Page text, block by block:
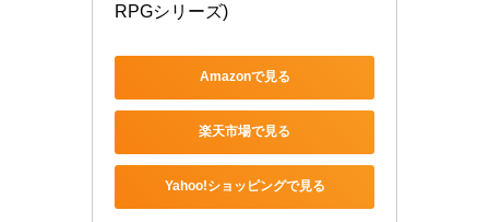
RPGシリーズ)
Amazonで見る
楽天市場で見る
Yahoo!ショッピングで見る